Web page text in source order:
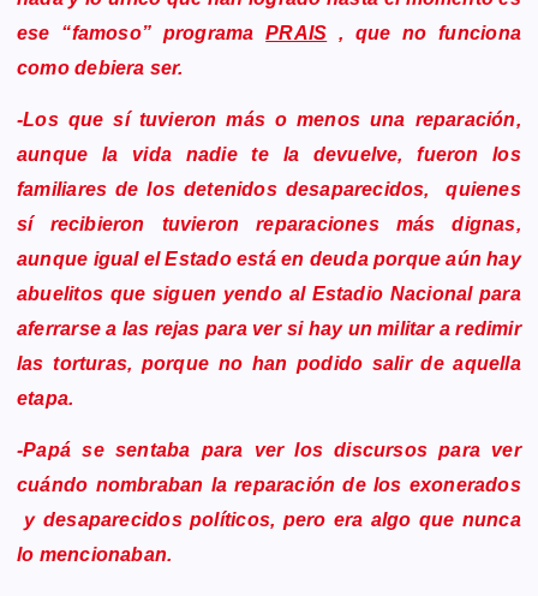
ese “famoso” programaPRAIS , que no funciona
como debiera ser.
-Los que sí tuvieron más o menos una reparación,
aunque la vida nadie te la devuelve, fueron los
familiares de los detenidos desaparecidos, quienes
sí recibieron tuvieron reparaciones más dignas,
aunque igual el Estado está en deuda porque aún hay
abuelitos que siguen yendo al Estadio Nacional para
aferrarse a las rejas para ver si hay un militar a redimir
las torturas, porque no han podido salir de aquella
etapa.
-Papá se sentaba para ver los discursos para ver
cuándo nombraban la reparación de los exonerados
y desaparecidos políticos, pero era algo que nunca
lo mencionaban.